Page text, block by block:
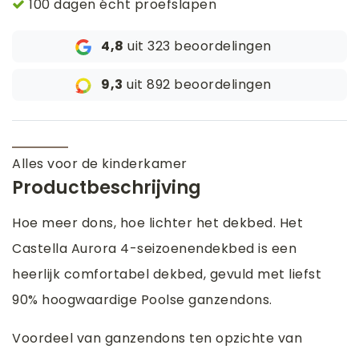
100 dagen écht proefslapen
4,8 uit 323 beoordelingen
9,3 uit 892 beoordelingen
Alles voor de kinderkamer
Productbeschrijving
Hoe meer dons, hoe lichter het dekbed. Het
Castella Aurora 4-seizoenendekbed is een
heerlijk comfortabel dekbed, gevuld met liefst
90% hoogwaardige Poolse ganzendons.
Voordeel van ganzendons ten opzichte van